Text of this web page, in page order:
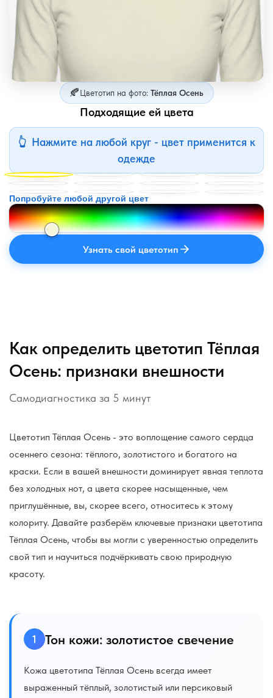
🍂Цветотип на фото: Тёплая Осень
Подходящие ей цвета
Нажмите на любой круг - цвет применится к
одежде
Попробуйте любой другой цвет
Узнать свой цветотип
Как определить цветотип Тёплая
Осень: признаки внешности
Самодиагностика за 5 минут
Цветотип Тёплая Осень - это воплощение самого сердца
осеннего сезона: тёплого, золотистого и богатого на
краски. Если в вашей внешности доминирует явная теплота
без холодных нот, а цвета скорее насыщенные, чем
приглушённые, вы, скорее всего, относитесь к этому
колориту. Давайте разберём ключевые признаки цветотипа
Тёплая Осень, чтобы вы могли с уверенностью определить
свой тип и научиться подчёркивать свою природную
красоту.
1 Тон кожи: золотистое свечение
Кожа цветотипа Тёплая Осень всегда имеет
выраженный тёплый, золотистый или персиковый